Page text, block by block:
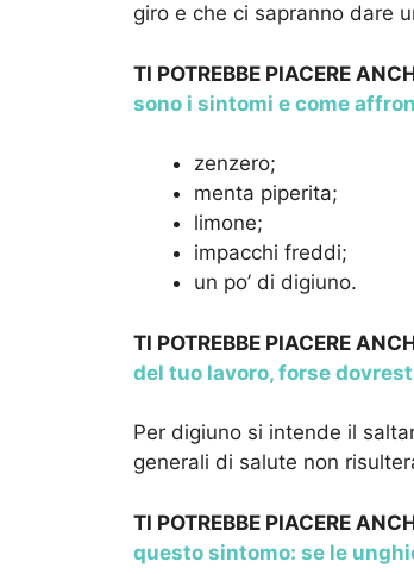
giro e che ci sapranno dare
TI POTREBBE PIACERE
sono i sintomi e come
zenzero;
menta piperita;
limone;
impacchi freddi;
un po’ di digiuno.
TI POTREBBE PIACERE
del tuo lavoro, forse
Per digiuno si intende il
generali di salute non
TI POTREBBE PIACERE
questo sintomo: se le